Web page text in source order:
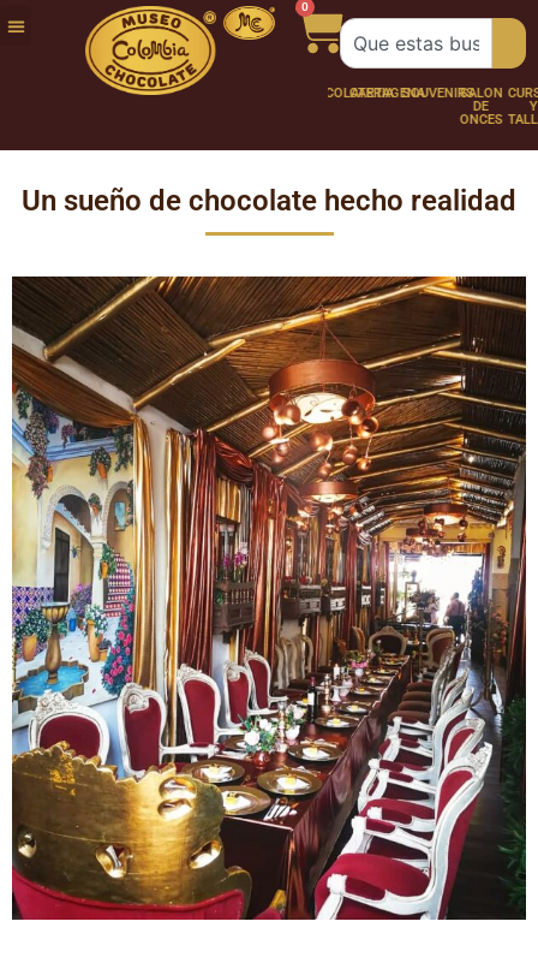
0
FUNDACIÓNNUESTRATRABAJA
CHOCOLATERÍA
CARTAGENASOUVENIRSSALÓN
ONCES
CURSOS
Un sueño de chocolate hecho realidad